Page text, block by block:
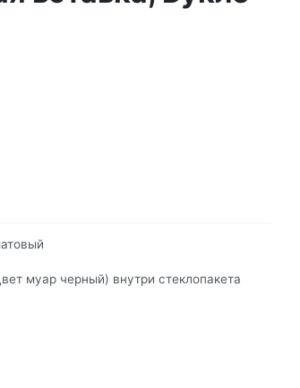
муар черный) внутри стеклопакета